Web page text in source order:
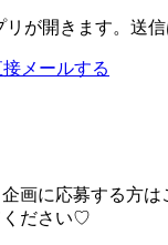
が開きます。送
接メールする
画に応募する方は
ください♡